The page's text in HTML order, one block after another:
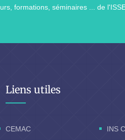
formations, séminaires ... de
Liens utiles
CEMAC INS